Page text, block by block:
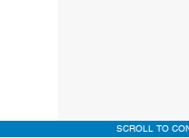
SCROLL TO